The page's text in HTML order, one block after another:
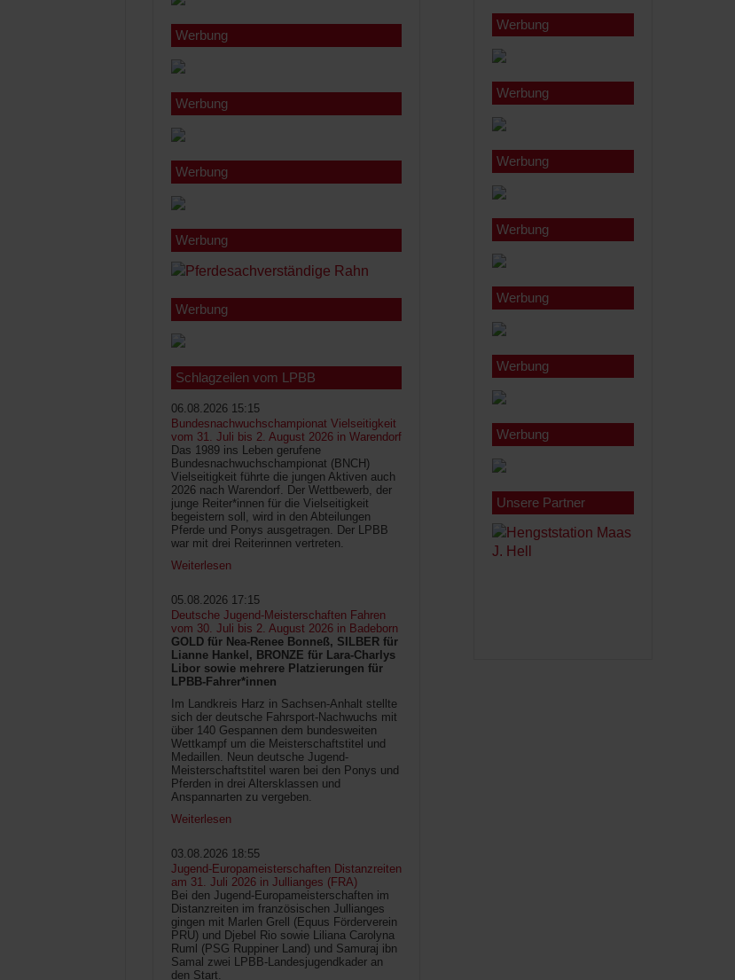
Werbung
Werbung
Werbung
Werbung
Werbung
Schlagzeilen vom LPBB
06.08.2026 15:15
Bundesnachwuchschampionat Vielseitigkeit
vom 31. Juli bis 2. August 2026 in Warendorf
Das 1989 ins Leben gerufene
Bundesnachwuchschampionat (BNCH)
Vielseitigkeit führte die jungen Aktiven auch
2026 nach Warendorf. Der Wettbewerb, der
junge Reiter*innen für die Vielseitigkeit
begeistern soll, wird in den Abteilungen
Pferde und Ponys ausgetragen. Der LPBB
war mit drei Reiterinnen vertreten.
Weiterlesen
05.08.2026 17:15
Deutsche Jugend-Meisterschaften Fahren
vom 30. Juli bis 2. August 2026 in Badeborn
GOLD für Nea-Renee Bonneß, SILBER für
Lianne Hankel, BRONZE für Lara-Charlys
Libor sowie mehrere Platzierungen für
LPBB-Fahrer*innen
Im Landkreis Harz in Sachsen-Anhalt stellte
sich der deutsche Fahrsport-Nachwuchs mit
über 140 Gespannen dem bundesweiten
Wettkampf um die Meisterschaftstitel und
Medaillen. Neun deutsche Jugend-
Meisterschaftstitel waren bei den Ponys und
Pferden in drei Altersklassen und
Anspannarten zu vergeben.
Weiterlesen
03.08.2026 18:55
Jugend-Europameisterschaften Distanzreiten
am 31. Juli 2026 in Jullianges (FRA)
Bei den Jugend-Europameisterschaften im
Distanzreiten im französischen Jullianges
gingen mit Marlen Grell (Equus Förderverein
PRU) und Djebel Rio sowie Liliana Carolyna
Ruml (PSG Ruppiner Land) und Samuraj ibn
Samal zwei LPBB-Landesjugendkader an
den Start.
Werbung
Werbung
Werbung
Werbung
Werbung
Werbung
Werbung
Unsere Partner